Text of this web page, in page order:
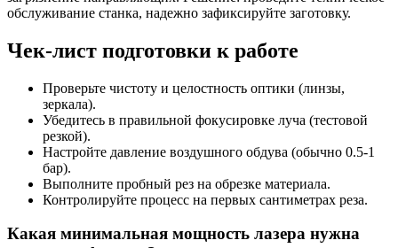
обслуживание станка, надежно зафиксируйте заготовку.
Чек-лист подготовки к работе
Проверьте чистоту и целостность оптики (линзы,
зеркала).
Убедитесь в правильной фокусировке луча (тестовой
резкой).
Настройте давление воздушного обдува (обычно 0.5-1
бар).
Выполните пробный рез на обрезке материала.
Контролируйте процесс на первых сантиметрах реза.
Какая минимальная мощность лазера нужна